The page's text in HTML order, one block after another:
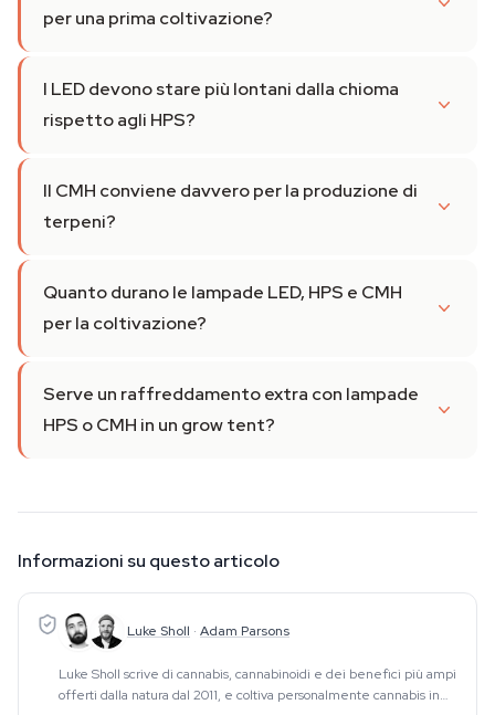
per una prima coltivazione?
I LED devono stare più lontani dalla chioma
rispetto agli HPS?
Il CMH conviene davvero per la produzione di
terpeni?
Quanto durano le lampade LED, HPS e CMH
per la coltivazione?
Serve un raffreddamento extra con lampade
HPS o CMH in un grow tent?
Informazioni su questo articolo
Luke Sholl · Adam Parsons
Luke Sholl scrive di cannabis, cannabinoidi e dei benefici più ampi
offerti dalla natura dal 2011, e coltiva personalmente cannabis in